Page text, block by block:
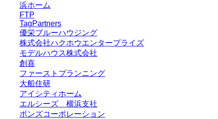
浜ホーム
FTP
TagPartners
優栄ブルーハウジング
株式会社ハクホウエンタープライズ
モデルハウス株式会社
創喜
ファーストプランニング
大船住研
アイシティホーム
エルシーズ 横浜支社
ボンズコーポレーション